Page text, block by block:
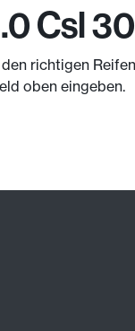
Csl
richtigen
oben eingeben.